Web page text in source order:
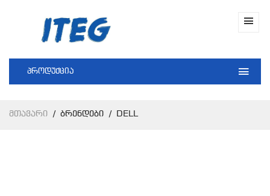
პროდუქცია
Მთავარი Ბრენდები DELL